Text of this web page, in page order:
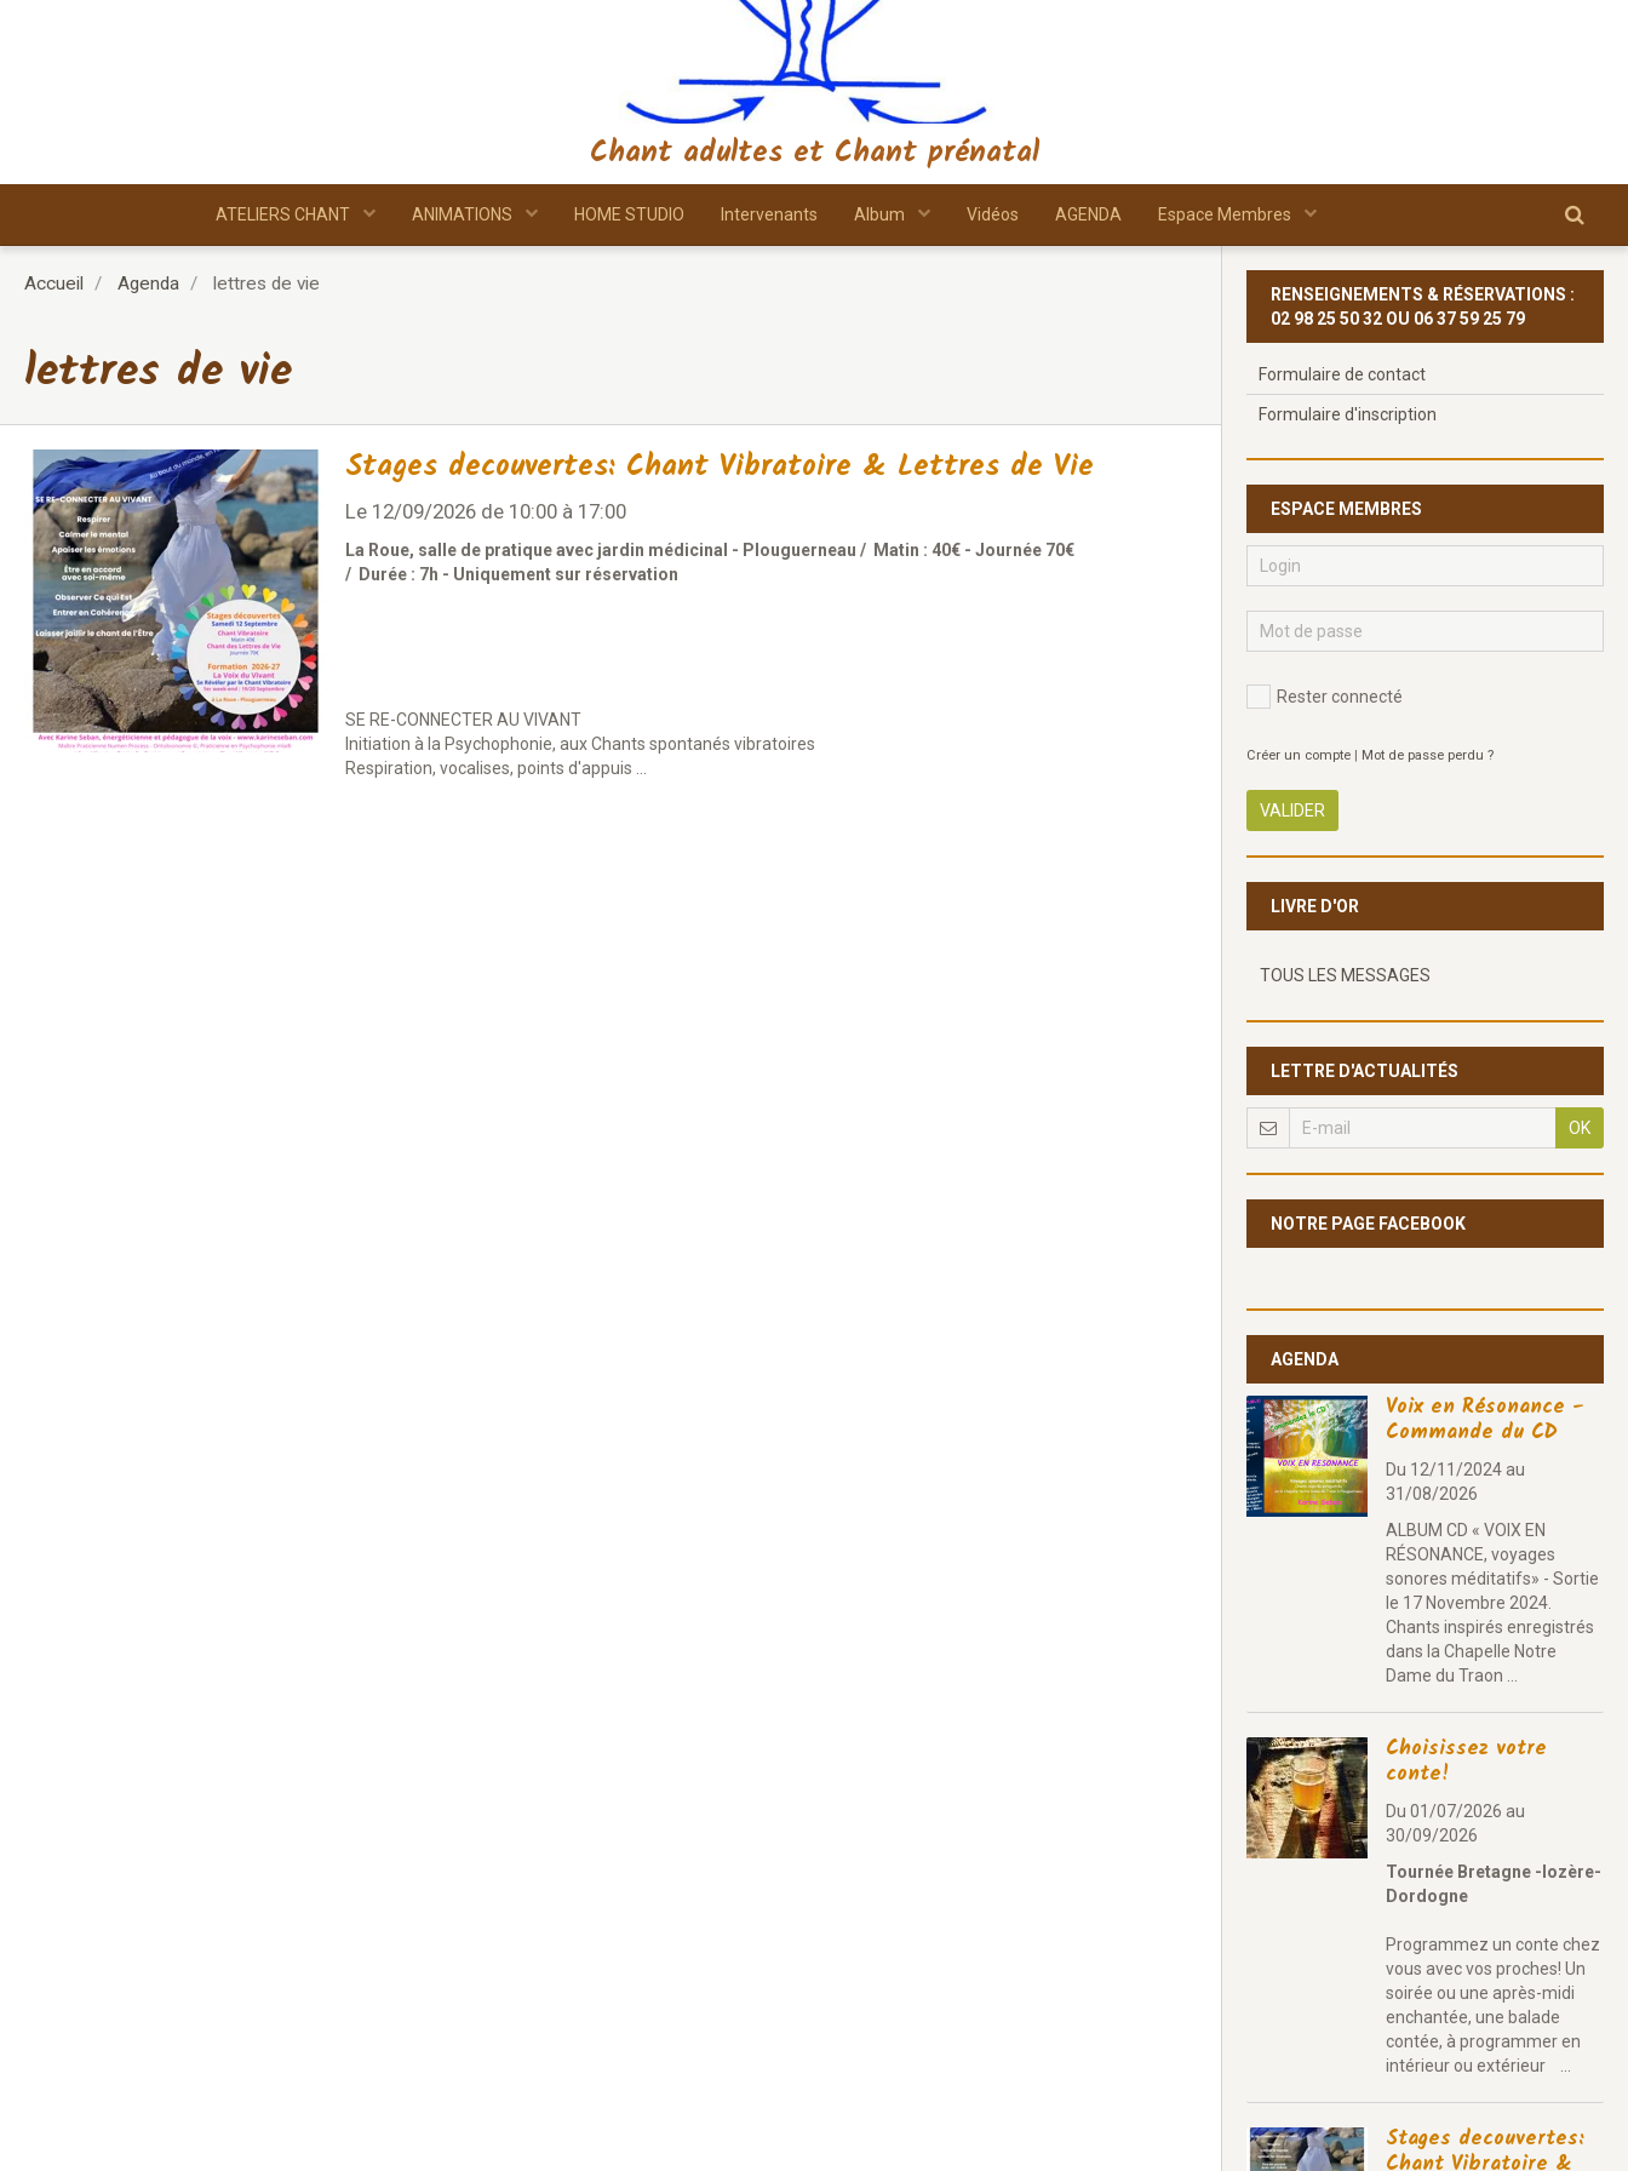
Chant adultes et Chant prénatal
ATELIERS CHANT ANIMATIONS HOME STUDIO Intervenants Album Vidéos AGENDA Espace Membres
Accueil Agenda lettres de vie
lettres de vie
Stages decouvertes: Chant Vibratoire & Lettres de Vie
Le 12/09/2026 de 10:00 à 17:00
La Roue, salle de pratique avec jardin médicinal - Plouguerneau
Matin : 40€ - Journée 70€
Durée : 7h - Uniquement sur réservation
SE RE-CONNECTER AU VIVANT
Initiation à la Psychophonie, aux Chants spontanés vibratoires
Respiration, vocalises, points d'appuis ...
RENSEIGNEMENTS & RÉSERVATIONS :
02 98 25 50 32 OU 06 37 59 25 79
Formulaire de contact
Formulaire d'inscription
ESPACE MEMBRES
Rester connecté
Créer un compte | Mot de passe perdu ?
VALIDER
LIVRE D'OR
TOUS LES MESSAGES
LETTRE D'ACTUALITÉS
OK
NOTRE PAGE FACEBOOK
AGENDA
Voix en Résonance -
Commande du CD
Du 12/11/2024 au
31/08/2026
ALBUM CD « VOIX EN
RÉSONANCE, voyages
sonores méditatifs» - Sortie
le 17 Novembre 2024.
Chants inspirés enregistrés
dans la Chapelle Notre
Dame du Traon ...
Choisissez votre
conte!
Du 01/07/2026 au
30/09/2026
Tournée Bretagne -lozère-
Dordogne
Programmez un conte chez
vous avec vos proches! Un
soirée ou une après-midi
enchantée, une balade
contée, à programmer en
intérieur ou extérieur ...
Stages decouvertes:
Chant Vibratoire &